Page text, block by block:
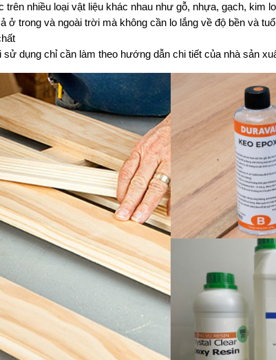
nhiều loại vật liệu khác nhau như gỗ, nhựa, gạch, kim
trong và ngoài trời mà không cần lo lắng về độ bền và
dụng chỉ cần làm theo hướng dẫn chi tiết của nhà sản